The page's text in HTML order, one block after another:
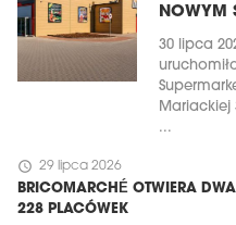
NOWYM
30 lipca
Mariackiej
...
schedule 29 lipca 2026
BRICOMARCHÉ OTWIERA
228 PLACÓWEK